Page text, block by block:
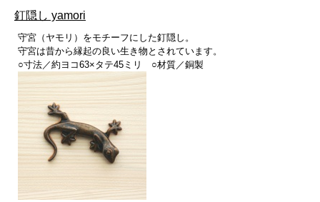
釘隠し yamori
守宮（ヤモリ）をモチーフにした釘隠し。
守宮は昔から縁起の良い生き物とされています。
○寸法／約ヨコ63×タテ45ミリ ○材質／銅製